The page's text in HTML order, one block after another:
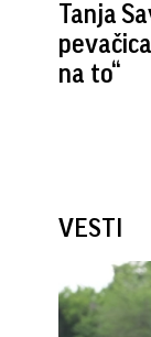
Tanja
na to“
VESTI